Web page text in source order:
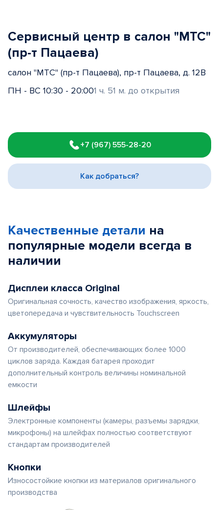
Сервисный центр в салон "МТС"
(пр-т Пацаева)
салон "МТС" (пр-т Пацаева), пр-т Пацаева, д. 12В
ПН - ВС 10:30 - 20:001 ч. 51 м. до открытия
1
of
3
+7 (967) 555-28-20
Как добраться?
Качественные детали на
популярные модели всегда в
наличии
Дисплеи класса Original
Оригинальная сочность, качество изображения, яркость,
цветопередача и чувствительность Touchscreen
Аккумуляторы
От производителей, обеспечивающих более 1000
циклов заряда. Каждая батарея проходит
дополнительный контроль величины номинальной
емкости
Шлейфы
Электронные компоненты (камеры, разъемы зарядки,
микрофоны) на шлейфах полностью соответствуют
стандартам производителей
Кнопки
Износостойкие кнопки из материалов оригинального
производства